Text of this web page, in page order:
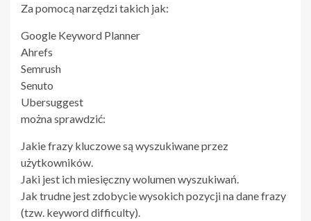
Za pomocą narzędzi takich jak:
Google Keyword Planner
Ahrefs
Semrush
Senuto
Ubersuggest
można sprawdzić:
Jakie frazy kluczowe są wyszukiwane przez
użytkowników.
Jaki jest ich miesięczny wolumen wyszukiwań.
Jak trudne jest zdobycie wysokich pozycji na dane frazy
(tzw. keyword difficulty).